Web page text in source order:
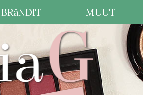
BRäNDIT MUUT